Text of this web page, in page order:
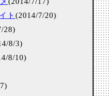
ト (2014/7/20)
28)
8/3)
8/10)